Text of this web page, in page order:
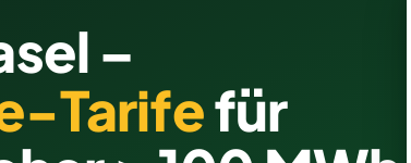
–
Tarifefür